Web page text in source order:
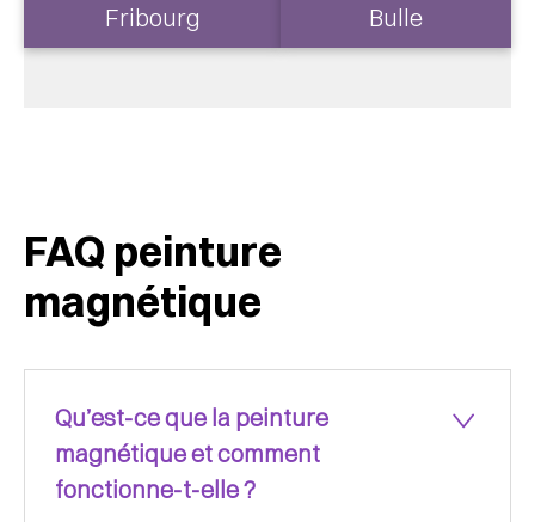
Fribourg
Bulle
FAQ peinture
magnétique
Qu’est-ce que la peinture
magnétique et comment
fonctionne-t-elle ?